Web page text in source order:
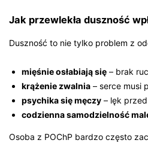
Jak przewlekła duszność
Duszność to nie tylko problem z
mięśnie osłabiają się – brak
krążenie zwalnia – serce musi
psychika się męczy – lęk
codzienna samodzielność
Osoba z POChP bardzo często